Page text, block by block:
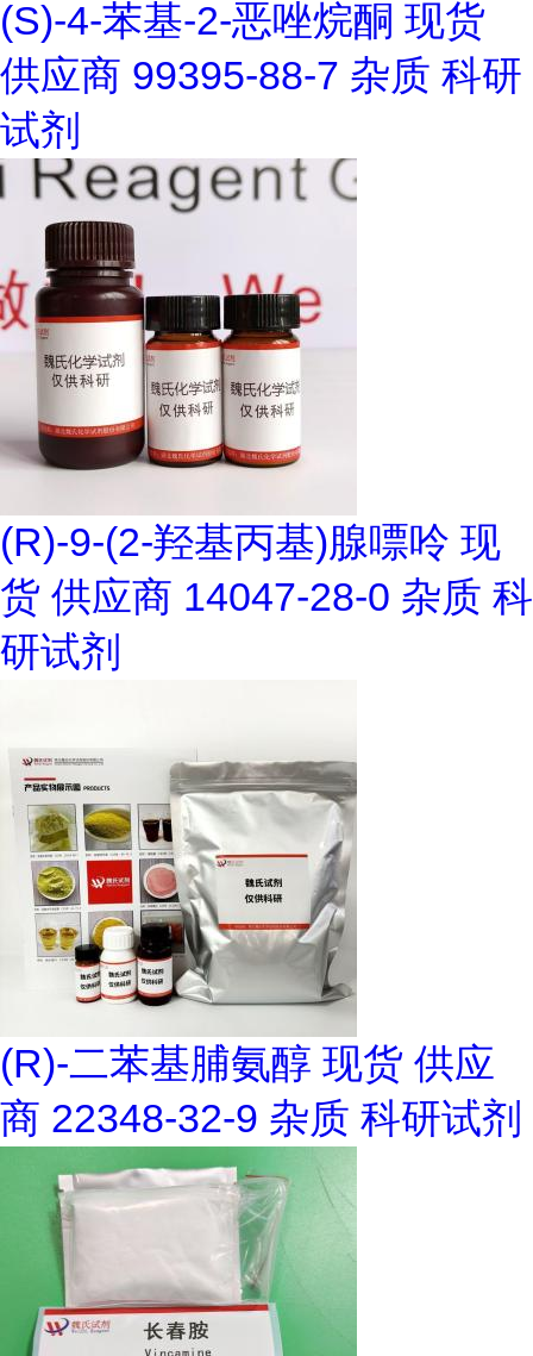
(S)-4-苯基-2-恶唑烷酮 现货
供应商 99395-88-7 杂质 科研
试剂
(R)-9-(2-羟基丙基)腺嘌呤 现
货 供应商 14047-28-0 杂质 科
研试剂
(R)-二苯基脯氨醇 现货 供应
商 22348-32-9 杂质 科研试剂